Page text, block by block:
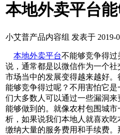
本地外卖平台
小艾普产品内容组 发表于 2019-
本地外卖平台不能够竞争得
说，通常都是以微信作为一个
市场当中的发展变得越来越好
能够竞争得过呢？不用害怕它
们大多数人可以通过一些漏洞
能够做到的。就像农村包围城
析，如果说我们本地人就喜欢
缴纳大量的服务费用和手续费